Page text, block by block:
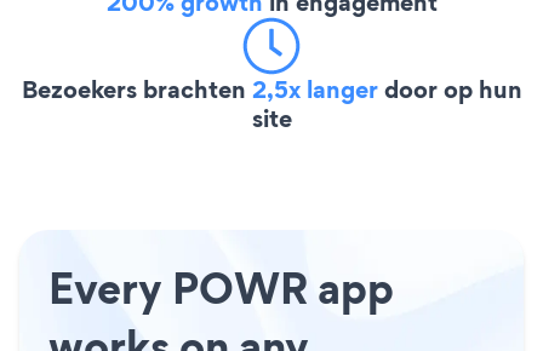
Bezoekers brachten 2,5x langerdoor op hun
site
Every POWR app